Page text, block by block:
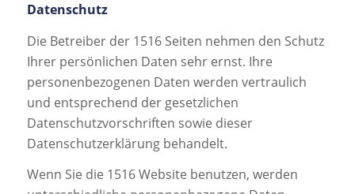
Datenschutz
Die Betreiber der 1516 Seiten nehmen den Schutz
Ihrer persönlichen Daten sehr ernst. Ihre
personenbezogenen Daten werden vertraulich
und entsprechend der gesetzlichen
Datenschutzvorschriften sowie dieser
Datenschutzerklärung behandelt.
Wenn Sie die 1516 Website benutzen, werden